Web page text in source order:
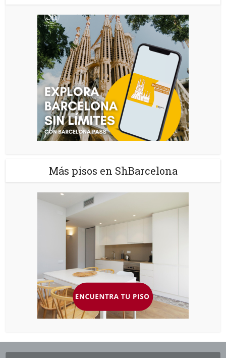
Más pisos en ShBarcelona